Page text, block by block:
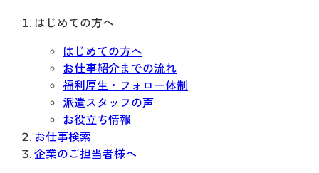
はじめての方へ
はじめての方へ
お仕事紹介までの流れ
福利厚生・フォロー体制
派遣スタッフの声
お役立ち情報
お仕事検索
企業のご担当者様へ